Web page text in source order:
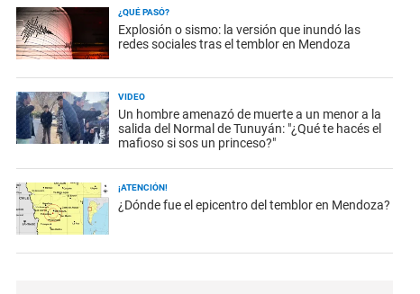
¿QUÉ PASÓ?
Explosión o sismo: la versión que inundó las
redes sociales tras el temblor en Mendoza
VIDEO
Un hombre amenazó de muerte a un menor a la
salida del Normal de Tunuyán: "¿Qué te hacés el
mafioso si sos un princeso?"
¡ATENCIÓN!
¿Dónde fue el epicentro del temblor en Mendoza?